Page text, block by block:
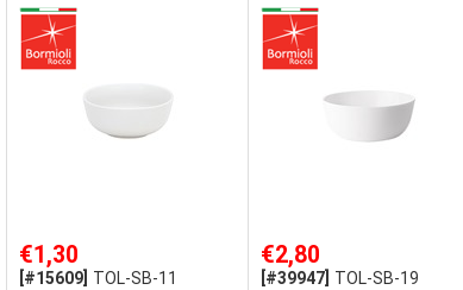
€1,30
[#15609] TOL-SB-11
€2,80
[#39947] TOL-SB-19